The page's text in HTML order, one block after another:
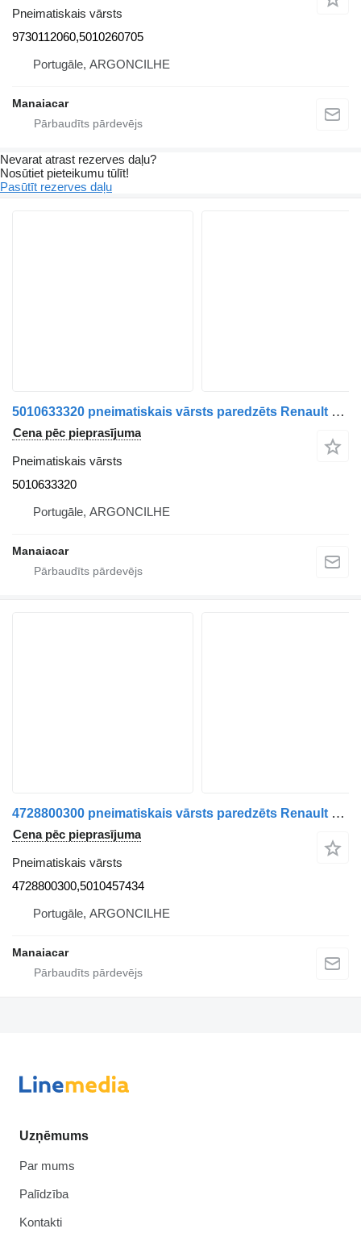
Pneimatiskais vārsts
9730112060,5010260705
Portugāle, ARGONCILHE
Manaiacar
Nevarat atrast rezerves daļu?
Nosūtiet pieteikumu tūlīt!
Pasūtīt rezerves daļu
5010633320 pneimatiskais vārsts paredzēts Renault Midlum | 00 kravas automašīnas
Cena pēc pieprasījuma
Pneimatiskais vārsts
5010633320
Portugāle, ARGONCILHE
Manaiacar
4728800300 pneimatiskais vārsts paredzēts Renault Midlum | 00 kravas automašīnas
Cena pēc pieprasījuma
Pneimatiskais vārsts
4728800300,5010457434
Portugāle, ARGONCILHE
Manaiacar
Uzņēmums
Par mums
Palīdzība
Kontakti